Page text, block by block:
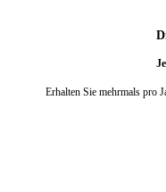
Erhalten Sie mehrmals pro